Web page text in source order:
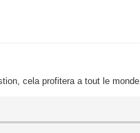
cela profitera a tout le monde.